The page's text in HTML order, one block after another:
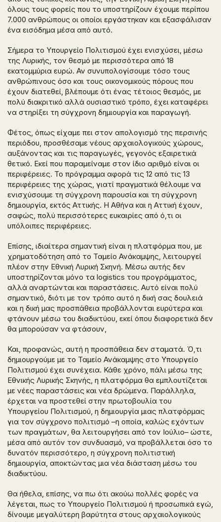
όλους τους φορείς που το υποστηρίζουν έχουμε περίπου
7.000 ανθρώπους οι οποίοι εργάστηκαν και εξασφάλισαν
ένα εισόδημα μέσα από αυτό.
Σήμερα το Υπουργείο Πολιτισμού έχει ενισχύσει, μέσω
της Λυρικής, τον θεσμό με περισσότερα από 18
εκατομμύρια ευρώ. Αν συνυπολογίσουμε τόσο τους
ανθρώπινους όσο και τους οικονομικούς πόρους που
έχουν διατεθεί, βλέπουμε ότι ένας τέτοιος θεσμός, με
πολύ διακριτικό αλλά ουσιαστικό τρόπο, έχει καταφέρει
να στηρίξει τη σύγχρονη δημιουργία και παραγωγή.
Φέτος, όπως είχαμε πει στον απολογισμό της περσινής
περιόδου, προσθέσαμε νέους αρχαιολογικούς χώρους,
αυξάνοντας και τις παραγωγές, γεγονός εξαιρετικά
θετικό. Εκεί που παραμείναμε στον ίδιο αριθμό είναι οι
περιφέρειες. Το πρόγραμμα αφορά τις 12 από τις 13
περιφέρειες της χώρας, γιατί πραγματικά θέλουμε να
ενισχύσουμε τη σύγχρονη παρουσία και τη σύγχρονη
δημιουργία, εκτός Αττικής. Η Αθήνα και η Αττική έχουν,
σαφώς, πολύ περισσότερες ευκαιρίες από ό,τι οι
υπόλοιπες περιφέρειες.
Επίσης, ιδιαίτερα σημαντική είναι η πλατφόρμα που, με
χρηματοδότηση από το Ταμείο Ανάκαμψης, λειτουργεί
πλέον στην Εθνική Λυρική Σκηνή. Μέσω αυτής δεν
υποστηρίζονται μόνο τα logistics του προγράμματος,
αλλά αναρτώνται και παραστάσεις. Αυτό είναι πολύ
σημαντικό, διότι με τον τρόπο αυτό η δική σας δουλειά
και η δική μας προσπάθεια προβάλλονται ευρύτερα και
φτάνουν μέσω του διαδικτύου, εκεί όπου διαφορετικά δεν
θα μπορούσαν να φτάσουν,
Και, προφανώς, αυτή η προσπάθεια δεν σταματά. Ό,τι
δημιουργούμε με το Ταμείο Ανάκαμψης στο Υπουργείο
Πολιτισμού έχει συνέχεια. Κάθε χρόνο, πάλι μέσω της
Εθνικής Λυρικής Σκηνής, η πλατφόρμα θα εμπλουτίζεται
με νέες παραστάσεις και νέα δρώμενα. Παράλληλα,
έρχεται να προστεθεί στην πρωτοβουλία του
Υπουργείου Πολιτισμού, η δημιουργία μιας πλατφόρμας
για τον σύγχρονο πολιτισμό –η οποία, καλώς εχόντων
των πραγμάτων, θα λειτουργήσει από τον Ιούλιο– ώστε,
μέσα από αυτόν τον συνδυασμό, να προβάλλεται όσο το
δυνατόν περισσότερο, η σύγχρονη πολιτιστική
δημιουργία, αποκτώντας μια νέα διάσταση μέσω του
διαδικτύου.
Θα ήθελα, επίσης, να πω ότι ακούω πολλές φορές να
λέγεται, πως το Υπουργείο Πολιτισμού ή προσωπικά εγώ,
δίνουμε μεγαλύτερη βαρύτητα στους αρχαιολογικούς